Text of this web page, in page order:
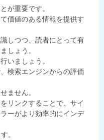
が重要です。
価値のある情報を提供す
しつつ、読者にとって有
しょう。
いましょう。
検索エンジンからの評価
ません。
リンクすることで、サイ
ーがより効率的にインデ
。